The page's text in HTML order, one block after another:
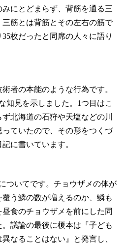
にとどまらず、背筋を通る三
筋とは背筋とその左右の筋で
枚だったと同席の人々に語り
者の本能のような行為です。
知見を示しました。1つ目はこ
北海道の石狩や天塩などの川
ていたので、その形をつくづ
に書いています。
ついてです。チョウザメの体が
う鱗の数が増えるのか、鱗も
食のチョウザメを前にした同
議論の最後に榎本は『子ども
なることはない』と発言し、